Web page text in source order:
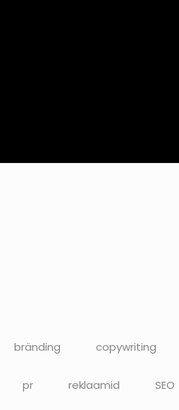
bränding copywriting
pr reklaamid SEO